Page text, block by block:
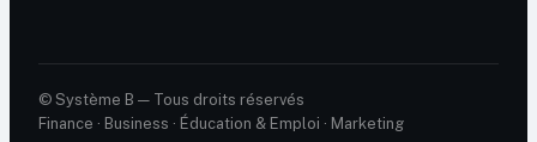
© Système B — Tous droits réservés
Finance · Business · Éducation & Emploi · Marketing